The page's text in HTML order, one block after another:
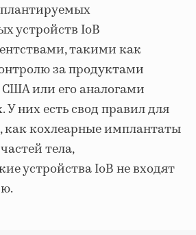
устройств IoB
такими как
за продуктами
или его аналогами
У них есть свод правил для
как кохлеарные имплантаты
тела,
устройства IoB не входят